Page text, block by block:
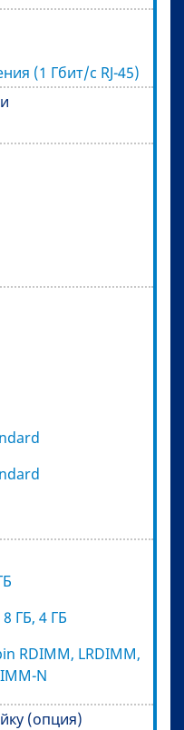
(1 Гбит/с RJ-45)
ГБ, 4 ГБ
RDIMM, LRDIMM,
N
(опция)